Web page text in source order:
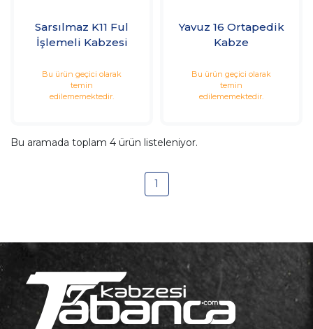
Sarsılmaz K11 Ful
İşlemeli Kabzesi
Bu ürün geçici olarak
temin
edilememektedir.
Yavuz 16 Ortapedik
Kabze
Bu ürün geçici olarak
temin
edilememektedir.
Bu aramada toplam 4 ürün listeleniyor.
1